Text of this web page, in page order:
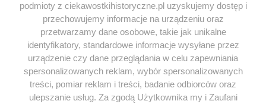
Wyróżnione tagi
Mieszko I Bolesław Chrobry
Bona Sforza
Zygmunt Stary
Winston Churchill
Starożytny Rzym
Historia PRL
Dynastia Jagiellonów
Cesarstwo Rzymskie
podmioty z ciekawostkihistoryczne.pl uzyskujemy dostęp i
przechowujemy informacje na urządzeniu oraz
przetwarzamy dane osobowe, takie jak unikalne
identyfikatory, standardowe informacje wysyłane przez
urządzenie czy dane przeglądania w celu zapewniania
spersonalizowanych reklam, wybór spersonalizowanych
treści, pomiar reklam i treści, badanie odbiorców oraz
ulepszanie usług. Za zgodą Użytkownika my i Zaufani